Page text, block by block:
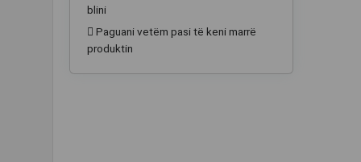
blini
Paguani vetëm pasi të keni marrë
produktin